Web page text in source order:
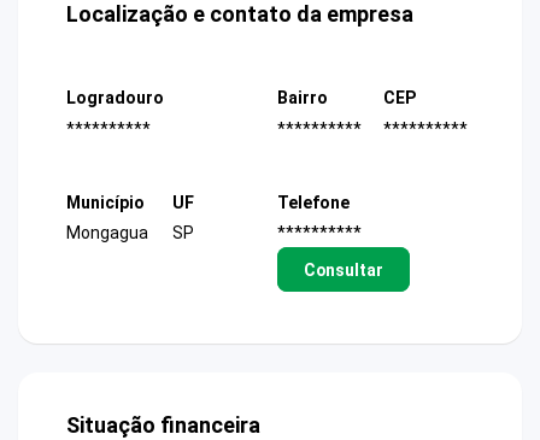
Localização e contato da empresa
Logradouro
**********
Bairro
**********
CEP
**********
Município
Mongagua
UF
SP
Telefone
**********
Consultar
Situação financeira